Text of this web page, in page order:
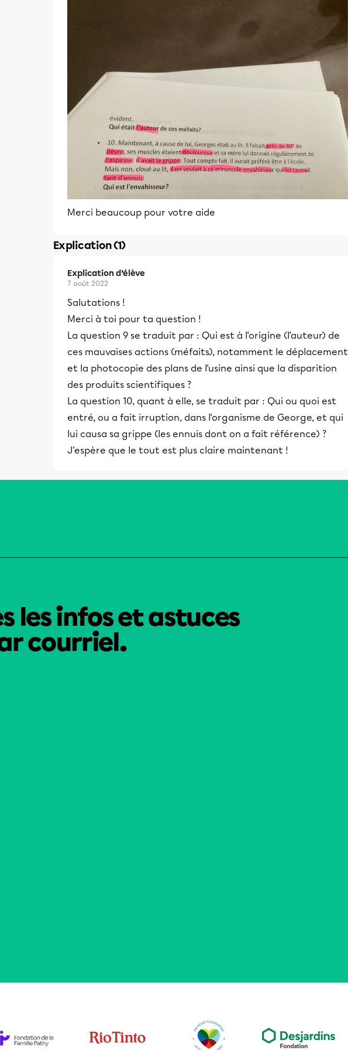
Merci beaucoup pour votre aide
Explication (1)
Explication d’élève
7 août 2022
Salutations !
Merci à toi pour ta question !
La question 9 se traduit par : Qui est à l'origine (l'auteur) de
ces mauvaises actions (méfaits), notamment le déplacement
et la photocopie des plans de l'usine ainsi que la disparition
des produits scientifiques ?
La question 10, quant à elle, se traduit par : Qui ou quoi est
entré, ou a fait irruption, dans l'organisme de George, et qui
lui causa sa grippe (les ennuis dont on a fait référence) ?
J'espère que le tout est plus claire maintenant !
les infos et astuces
courriel.